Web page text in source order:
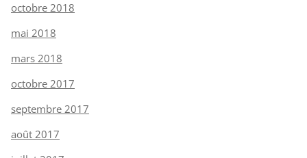
octobre 2018
mai 2018
mars 2018
octobre 2017
septembre 2017
août 2017